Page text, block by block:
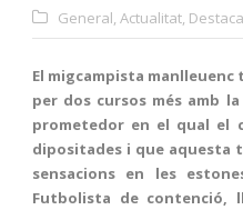
General, Actualitat,
El migcampista
per dos cursos més amb
prometedor en el qual el
dipositades i que aquesta
sensacions en les
Futbolista de contenció,